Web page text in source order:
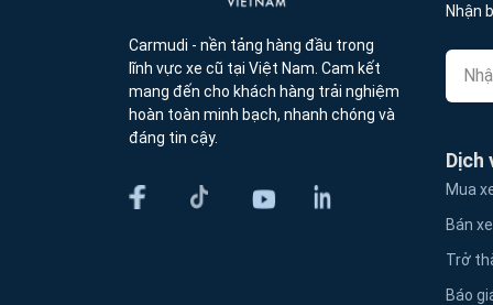
Carmudi - nền tảng hàng đầu trong
lĩnh vực xe cũ tại Việt Nam. Cam kết
mang đến cho khách hàng trải nghiệm
hoàn toàn minh bạch, nhanh chóng và
đáng tin cậy.
Nhận
Dịch
Mua
Bán
Trở
Báo